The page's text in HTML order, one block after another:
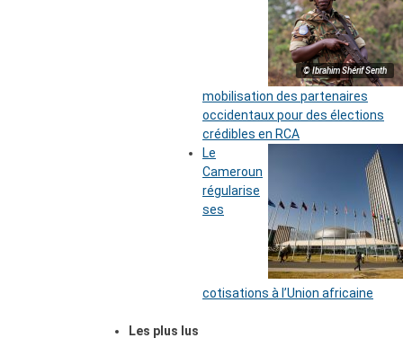
© Ibrahim Shérif Senth
mobilisation des partenaires
occidentaux pour des élections
crédibles en RCA
Le
Cameroun
régularise
ses
cotisations à l’Union africaine
Les plus lus